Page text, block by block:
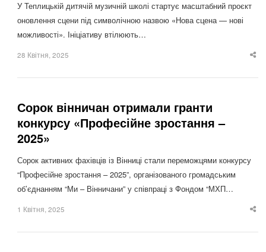
У Теплицькій дитячій музичній школі стартує масштабний проєкт
оновлення сцени під символічною назвою «Нова сцена — нові
можливості». Ініціативу втілюють…
28 Квітня, 2025
Сорок вінничан отримали гранти
конкурсу «Професійне зростання –
2025»
Сорок активних фахівців із Вінниці стали переможцями конкурсу
“Професійне зростання – 2025”, організованого громадським
об’єднанням “Ми – Вінничани” у співпраці з Фондом “МХП…
1 Квітня, 2025